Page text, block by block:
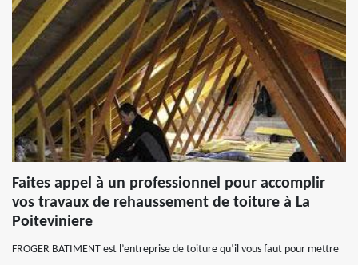
Faites appel à un professionnel pour accomplir
vos travaux de rehaussement de toiture à La
Poiteviniere
FROGER BATIMENT est l’entreprise de toiture qu’il vous faut pour mettre